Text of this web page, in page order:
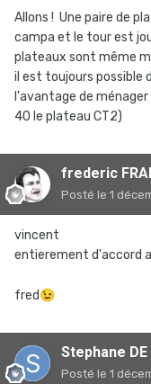
Allons ! Une paire de
campa et le tour est
plateaux sont même
il est toujours
l'avantage de
40 le plateau CT2)
frederic
Posté le 1
vincent
entierement d'accord
fred😉
Stephane DE
Posté le 1